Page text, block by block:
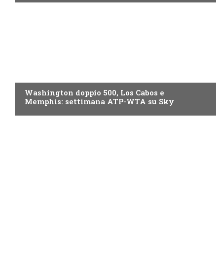
Washington doppio 500, Los Cabos e
Memphis: settimana ATP-WTA su Sky